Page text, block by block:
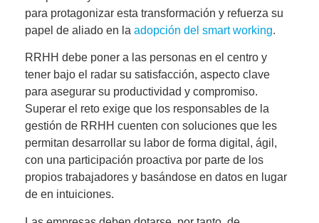
para protagonizar esta transformación y refuerza su
papel de aliado en la adopción del smart working.
RRHH debe poner a las personas en el centro y
tener bajo el radar su satisfacción, aspecto clave
para asegurar su productividad y compromiso.
Superar el reto exige que los responsables de la
gestión de RRHH cuenten con soluciones que les
permitan desarrollar su labor de forma digital, ágil,
con una participación proactiva por parte de los
propios trabajadores y basándose en datos en lugar
de en intuiciones.